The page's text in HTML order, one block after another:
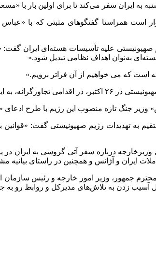
به ایران سفر می‌کند تا برای اولین بار با
است همراستا گفتگوهای مثبتی که با
صهیونیستی علیه تأسیسات هسته‌ای ایران
به‌نوان اهداف نظامی تبدیل شود.»
است که می خواهیم از آن فراتر برویم.»
هسته‌ای کشور را تشدید کرده‌اند.
وزیر جنگ تازه منصوب این رژیم با طرح
به تهدیدات رژیم صهیونیستی گفت:
و همچنین در راستای بیانیه مشترک ۴ مارس ۲۰۲۳ ۲ طرف انجام
جمهور، وزیر امور خارجه و رئیس سازمان
آسیب زدن به تلاش‌های مدیرکل و روابط رو به